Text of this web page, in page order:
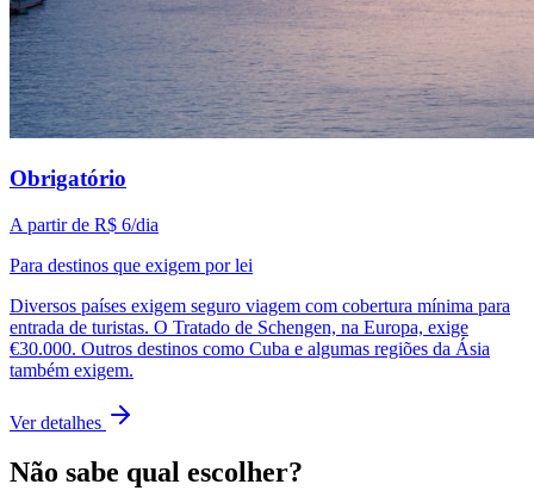
Obrigatório
A partir de R$ 6/dia
Para destinos que exigem por lei
Diversos países exigem seguro viagem com cobertura mínima para
entrada de turistas. O Tratado de Schengen, na Europa, exige
€30.000. Outros destinos como Cuba e algumas regiões da Ásia
também exigem.
Ver detalhes
Não sabe qual escolher?